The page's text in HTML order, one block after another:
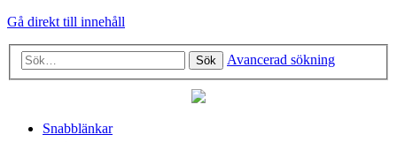
Gå direkt till innehåll
Sök Avancerad sökning
Snabblänkar